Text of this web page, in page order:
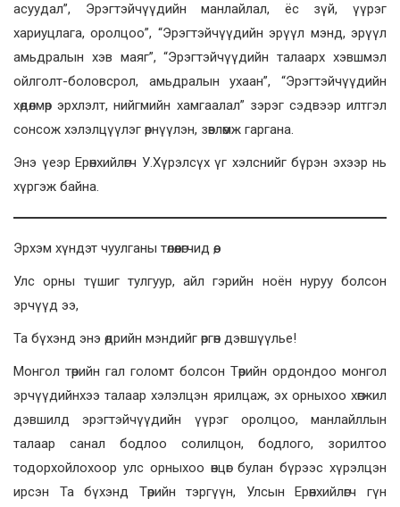
асуудал”, Эрэгтэйчүүдийн манлайлал, ёс зүй, үүрэг
хариуцлага, оролцоо”, “Эрэгтэйчүүдийн эрүүл мэнд, эрүүл
амьдралын хэв маяг”, “Эрэгтэйчүүдийн талаарх хэвшмэл
ойлголт-боловсрол, амьдралын ухаан”, “Эрэгтэйчүүдийн
хөдөлмөр эрхлэлт, нийгмийн хамгаалал” зэрэг сэдвээр илтгэл
сонсож хэлэлцүүлэг өрнүүлэн, зөвлөмж гаргана.
Энэ үеэр Ерөнхийлөгч У.Хүрэлсүх үг хэлснийг бүрэн эхээр нь
хүргэж байна.
Эрхэм хүндэт чуулганы төлөөлөгчид өө,
Улс орны түшиг тулгуур, айл гэрийн ноён нуруу болсон
эрчүүд ээ,
Та бүхэнд энэ өдрийн мэндийг өргөн дэвшүүлье!
Монгол төрийн гал голомт болсон Төрийн ордондоо монгол
эрчүүдийнхээ талаар хэлэлцэн ярилцаж, эх орныхоо хөгжил
дэвшилд эрэгтэйчүүдийн үүрэг оролцоо, манлайллын
талаар санал бодлоо солилцон, бодлого, зорилтоо
тодорхойлохоор улс орныхоо өнцөг булан бүрээс хүрэлцэн
ирсэн Та бүхэнд Төрийн тэргүүн, Улсын Ерөнхийлөгч гүн